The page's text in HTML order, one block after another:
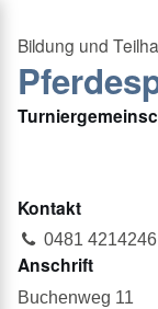
Kontakt
0481 4214246
Anschrift
Buchenweg 11